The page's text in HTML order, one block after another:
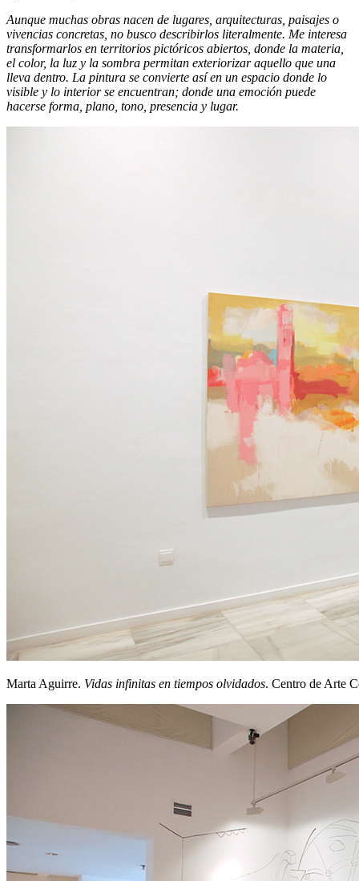
Aunque muchas obras nacen de lugares, arquitecturas, paisajes o
vivencias concretas, no busco describirlos literalmente. Me interesa
transformarlos en territorios pictóricos abiertos, donde la materia,
el color, la luz y la sombra permitan exteriorizar aquello que una
lleva dentro. La pintura se convierte así en un espacio donde lo
visible y lo interior se encuentran; donde una emoción puede
hacerse forma, plano, tono, presencia y lugar.
Marta Aguirre. Vidas infinitas en tiempos olvidados. Centro de Arte